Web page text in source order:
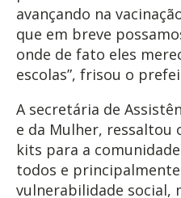
avançando na
que em breve
onde de fato eles
escolas”, frisou o
A secretária de
e da Mulher, ressaltou
kits para a
todos e
vulnerabilidade social,